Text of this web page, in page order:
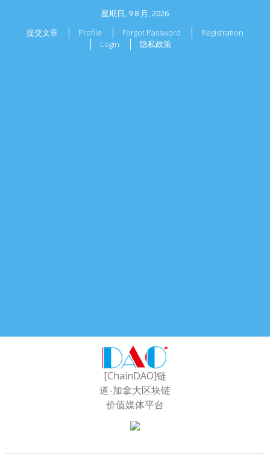
星期日, 9 8 月, 2026
提交文章
Profile Forgot Password
Registration
Login
隐私政策
[ChainDAO]链
道-加拿大区块链
价值媒体平台